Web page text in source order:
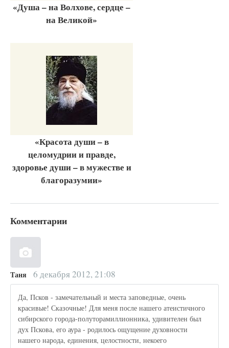
«Душа – на Волхове, сердце –
на Великой»
«Красота души – в
целомудрии и правде,
здоровье души – в мужестве и
благоразумии»
Комментарии
Таня 6 декабря 2012, 21:08
Да, Псков - замечательный и места заповедные, очень
красивые! Сказочные! Для меня после нашего атеистичного
сибирского города-полуторамиллионника, удивителен был
дух Пскова, его аура - родилось ощущение духовности
нашего народа, единения, целостности, некоего